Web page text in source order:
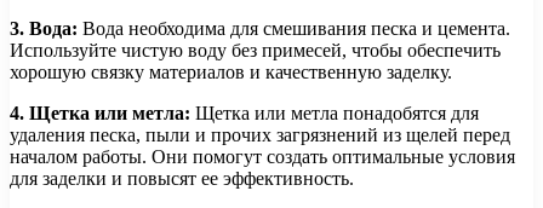
3. Вода: Вода необходима для смешивания песка и цемента.
Используйте чистую воду без примесей, чтобы обеспечить
хорошую связку материалов и качественную заделку.
4. Щетка или метла: Щетка или метла понадобятся для
удаления песка, пыли и прочих загрязнений из щелей перед
началом работы. Они помогут создать оптимальные условия
для заделки и повысят ее эффективность.